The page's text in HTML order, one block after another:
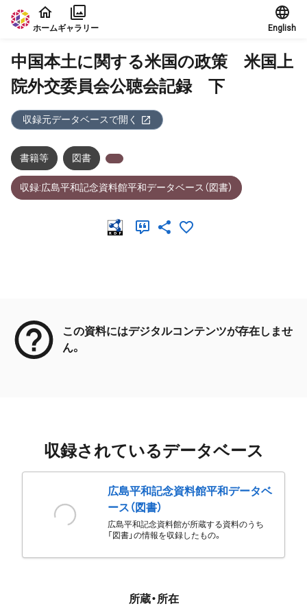
本文に飛ぶ
ホームギャラリー English
中国本土に関する米国の政策 米国上
院外交委員会公聴会記録 下
収録元データベースで開く
書籍等 図書
収録:広島平和記念資料館平和データベース（図書）
この資料にはデジタルコンテンツが存在しませ
ん。
収録されているデータベース
広島平和記念資料館平和データベ
ース（図書）
広島平和記念資料館が所蔵する資料のうち
「図書」の情報を収録したもの。
所蔵・所在